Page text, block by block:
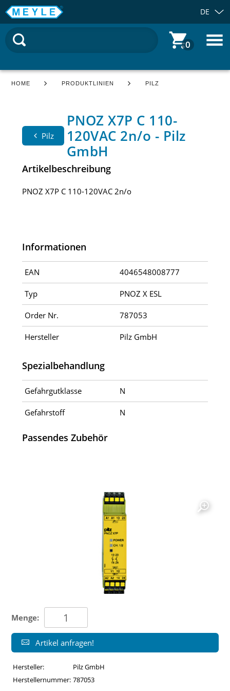
DE
0
HOME PRODUKTLINIEN PILZ
Pilz
PNOZ X7P C 110-
120VAC 2n/o - Pilz
GmbH
Artikelbeschreibung
PNOZ X7P C 110-120VAC 2n/o
Informationen
EAN 4046548008777
Typ PNOZ X ESL
Order Nr. 787053
Hersteller Pilz GmbH
Spezialbehandlung
Gefahrgutklasse N
Gefahrstoff N
Passendes Zubehör
Menge:
Artikel anfragen!
Hersteller:
Pilz GmbH
Herstellernummer: 787053